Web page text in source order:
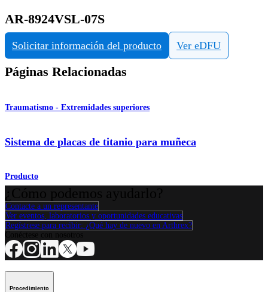
AR-8924VSL-07S
Solicitar información del producto Ver eDFU
Páginas Relacionadas
Traumatismo - Extremidades superiores
Sistema de placas de titanio para muñeca
Producto
Contacte a un representante
Ver eventos, laboratorios y oportunidades educativas
Regístrese para recibir: ¿Qué hay de nuevo en Arthrex?
Procedimiento